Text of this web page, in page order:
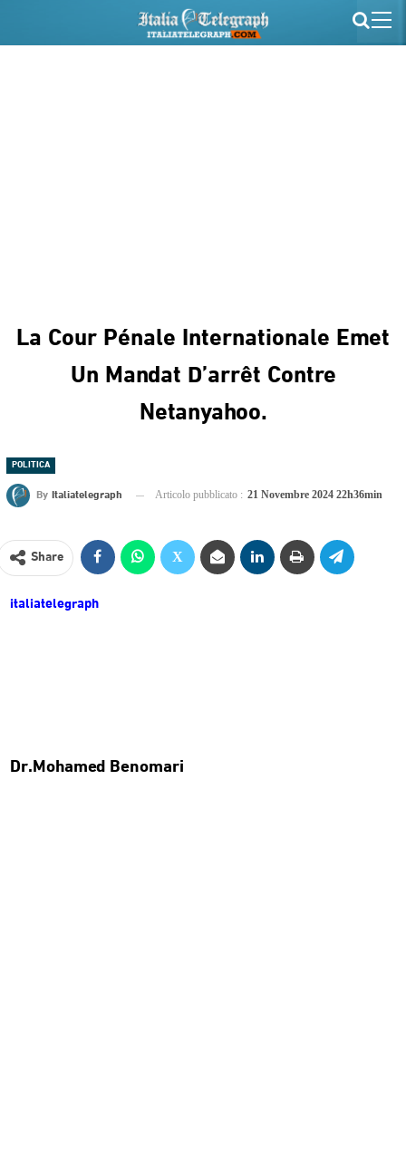
La Cour Pénale Internationale Emet
Un Mandat D’arrêt Contre
Netanyahoo.
POLITICA
By Italiatelegraph Articolo pubblicato : 21 Novembre 2024 22h36min
Share
italiatelegraph
Dr.Mohamed Benomari